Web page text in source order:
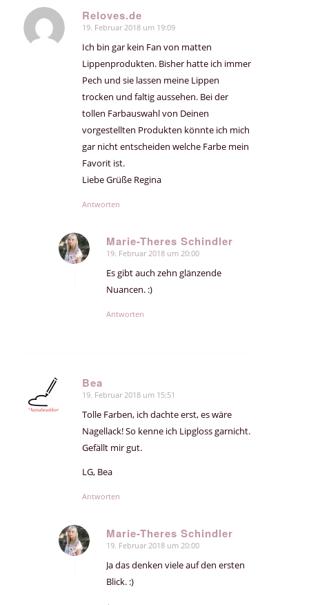
Reloves.de
sagte:
19. Februar 2018 um 19:09
Ich bin gar kein Fan von matten
Lippenprodukten. Bisher hatte ich immer
Pech und sie lassen meine Lippen
trocken und faltig aussehen. Bei der
tollen Farbauswahl von Deinen
vorgestellten Produkten könnte ich mich
gar nicht entscheiden welche Farbe mein
Favorit ist.
Liebe Grüße Regina
Antworten
Marie-Theres Schindler
sagte:
19. Februar 2018 um 20:00
Es gibt auch zehn glänzende
Nuancen. :)
Antworten
Bea
sagte:
19. Februar 2018 um 15:51
Tolle Farben, ich dachte erst, es wäre
Nagellack! So kenne ich Lipgloss garnicht.
Gefällt mir gut.
LG, Bea
Antworten
Marie-Theres Schindler
sagte:
19. Februar 2018 um 20:00
Ja das denken viele auf den ersten
Blick. :)